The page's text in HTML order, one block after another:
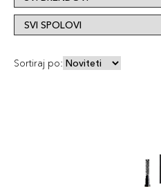
Sortiraj po: